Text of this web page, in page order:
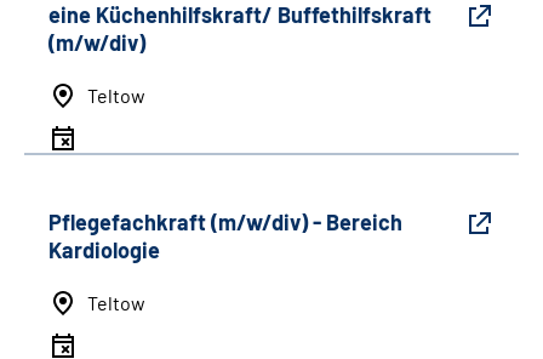
eine Küchenhilfskraft/ Buffethilfskraft
(m/w/div)
Teltow
Pflegefachkraft (m/w/div) - Bereich
Kardiologie
Teltow